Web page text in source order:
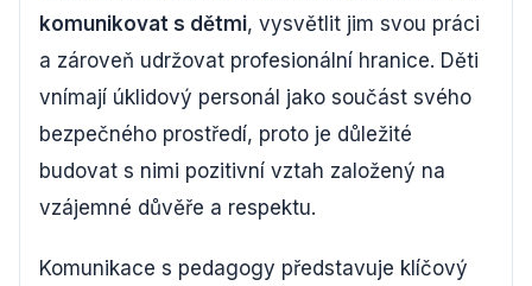
komunikovat s dětmi, vysvětlit jim svou práci
a zároveň udržovat profesionální hranice. Děti
vnímají úklidový personál jako součást svého
bezpečného prostředí, proto je důležité
budovat s nimi pozitivní vztah založený na
vzájemné důvěře a respektu.
Komunikace s pedagogy představuje klíčový